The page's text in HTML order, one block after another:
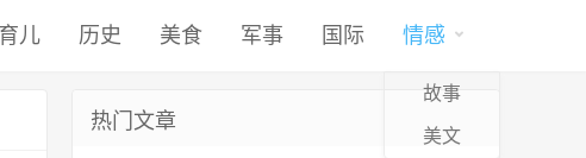
育儿 历史 美食 军事 国际 情感
故事
美文
热门文章